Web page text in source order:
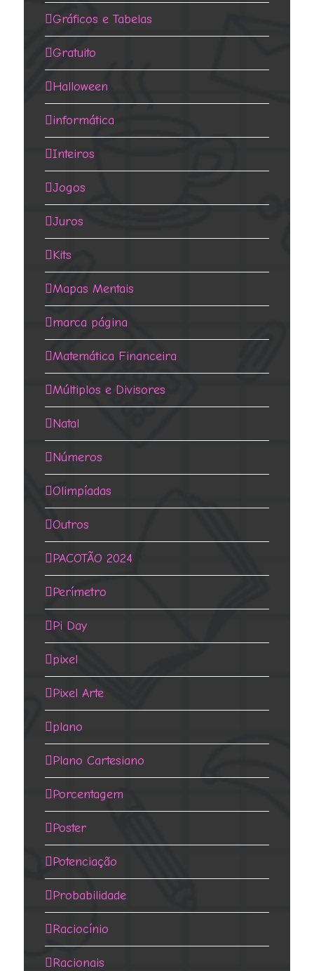
Gráficos e Tabelas
Gratuito
Halloween
informática
Inteiros
Jogos
Juros
Kits
Mapas Mentais
marca página
Matemática Financeira
Múltiplos e Divisores
Natal
Números
Olimpíadas
Outros
PACOTÃO 2024
Perímetro
Pi Day
pixel
Pixel Arte
plano
Plano Cartesiano
Porcentagem
Poster
Potenciação
Probabilidade
Raciocínio
Racionais